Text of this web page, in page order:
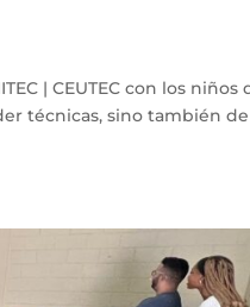
| CEUTEC con los niños
técnicas, sino también de